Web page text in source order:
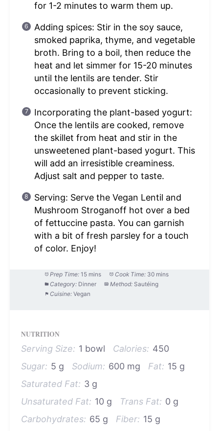
for 1-2 minutes to warm them up.
Adding spices: Stir in the soy sauce,
smoked paprika, thyme, and vegetable
broth. Bring to a boil, then reduce the
heat and let simmer for 15-20 minutes
until the lentils are tender. Stir
occasionally to prevent sticking.
Incorporating the plant-based yogurt:
Once the lentils are cooked, remove
the skillet from heat and stir in the
unsweetened plant-based yogurt. This
will add an irresistible creaminess.
Adjust salt and pepper to taste.
Serving: Serve the Vegan Lentil and
Mushroom Stroganoff hot over a bed
of fettuccine pasta. You can garnish
with a bit of fresh parsley for a touch
of color. Enjoy!
Prep Time: 15 mins Cook Time: 30 mins
Category: Dinner Method: Sautéing
Cuisine: Vegan
NUTRITION
Serving Size: 1 bowl Calories: 450
Sugar: 5 g Sodium: 600 mg Fat: 15 g
Saturated Fat: 3 g
Unsaturated Fat: 10 g Trans Fat: 0 g
Carbohydrates: 65 g Fiber: 15 g